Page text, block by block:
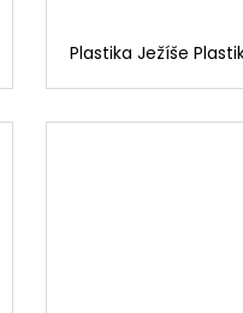
Plastika Ježíše